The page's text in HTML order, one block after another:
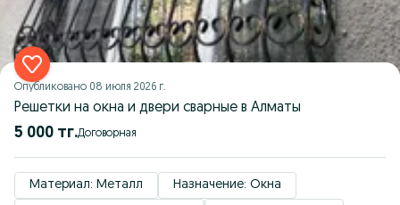
Опубликовано 08 июля 2026 г.
Решетки на окна и двери сварные в Алматы
5 000 тг. Договорная
Материал: Металл
Назначение: Окна